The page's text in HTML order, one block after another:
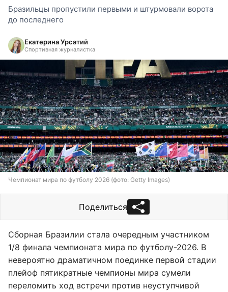
Бразильцы пропустили первыми и штурмовали ворота
до последнего
Екатерина Урсатий
Спортивная журналистка
Чемпионат мира по футболу 2026 (фото: Getty Images)
Поделиться
Сборная Бразилии стала очередным участником
1/8 финала чемпионата мира по футболу-2026. В
невероятно драматичном поединке первой стадии
плейоф пятикратные чемпионы мира сумели
переломить ход встречи против неуступчивой